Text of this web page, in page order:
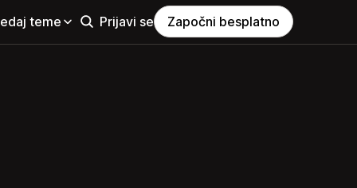
teme Prijavi se Započni besplatno